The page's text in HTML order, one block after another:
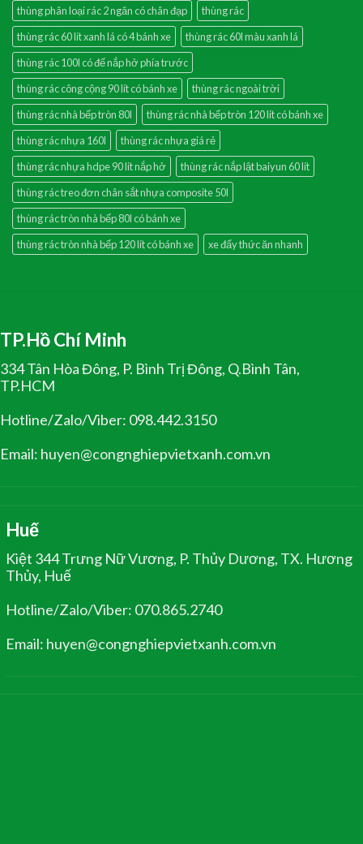
thùng phân loại rác 2 ngăn có chân đạp
thùng rác
thùng rác 60 lít xanh lá có 4 bánh xe
thùng rác 60l màu xanh lá
thùng rác 100l có đế nắp hở phía trước
thùng rác công cộng 90 lít có bánh xe
thùng rác ngoài trời
thùng rác nhà bếp tròn 80l
thùng rác nhà bếp tròn 120 lít có bánh xe
thùng rác nhựa 160l
thùng rác nhựa giá rẻ
thùng rác nhựa hdpe 90 lít nắp hở
thùng rác nắp lật baiyun 60 lít
thùng rác treo đơn chân sắt nhựa composite 50l
thùng rác tròn nhà bếp 80l có bánh xe
thùng rác tròn nhà bếp 120 lít có bánh xe
xe đẩy thức ăn nhanh
TP.Hồ Chí Minh
334 Tân Hòa Đông, P. Bình Trị Đông, Q.Bình Tân,
TP.HCM
Hotline/Zalo/Viber: 098.442.3150
Email: huyen@congnghiepvietxanh.com.vn
Huế
Kiệt 344 Trưng Nữ Vương, P. Thủy Dương, TX. Hương
Thủy, Huế
Hotline/Zalo/Viber: 070.865.2740
Email: huyen@congnghiepvietxanh.com.vn